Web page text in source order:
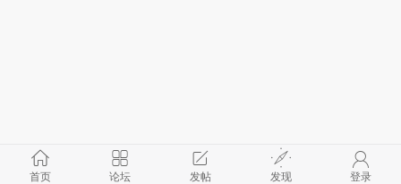
首页 论坛 发帖 发现 登录